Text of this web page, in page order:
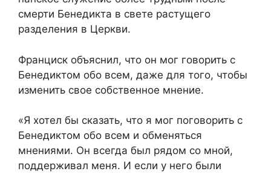
смерти Бенедикта в свете растущего
разделения в Церкви.
Франциск объяснил, что он мог говорить с
Бенедиктом обо всем, даже для того, чтобы
изменить свое собственное мнение.
«Я хотел бы сказать, что я мог поговорить с
Бенедиктом обо всем и обменяться
мнениями. Он всегда был рядом со мной,
поддерживал меня. И если у него были